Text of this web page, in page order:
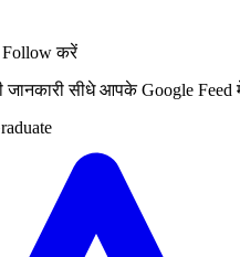
Follow करें
जानकारी सीधे आपके Google Feed